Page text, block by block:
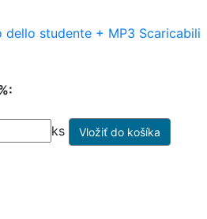
dello studente + MP3 Scaricabili
ks